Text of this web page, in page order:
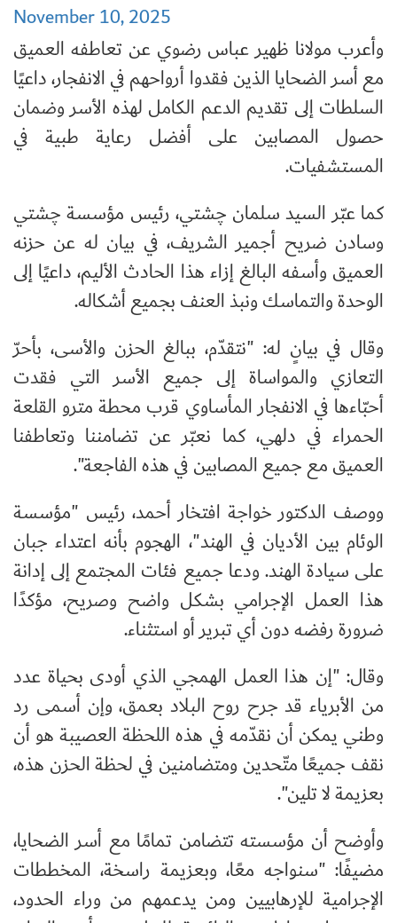
November 10, 2025
وأعرب مولانا ظهير عباس رضوي عن تعاطفه العميق
مع أسر الضحايا الذين فقدوا أرواحهم في الانفجار، داعيًا
السلطات إلى تقديم الدعم الكامل لهذه الأسر وضمان
حصول المصابين على أفضل رعاية طبية في
المستشفيات.
كما عبّر السيد سلمان چشتي، رئيس مؤسسة چشتي
وسادن ضريح أجمير الشريف، في بيان له عن حزنه
العميق وأسفه البالغ إزاء هذا الحادث الأليم، داعيًا إلى
الوحدة والتماسك ونبذ العنف بجميع أشكاله.
وقال في بيانٍ له: "نتقدّم، ببالغ الحزن والأسى، بأحرّ
التعازي والمواساة إلى جميع الأسر التي فقدت
أحبّاءها في الانفجار المأساوي قرب محطة مترو القلعة
الحمراء في دلهي، كما نعبّر عن تضامننا وتعاطفنا
العميق مع جميع المصابين في هذه الفاجعة".
ووصف الدكتور خواجة افتخار أحمد، رئيس "مؤسسة
الوئام بين الأديان في الهند"، الهجوم بأنه اعتداء جبان
على سيادة الهند. ودعا جميع فئات المجتمع إلى إدانة
هذا العمل الإجرامي بشكل واضح وصريح، مؤكدًا
ضرورة رفضه دون أي تبرير أو استثناء.
وقال: "إن هذا العمل الهمجي الذي أودى بحياة عدد
من الأبرياء قد جرح روح البلاد بعمق، وإن أسمى رد
وطني يمكن أن نقدّمه في هذه اللحظة العصيبة هو أن
نقف جميعًا متّحدين ومتضامنين في لحظة الحزن هذه،
بعزيمة لا تلين".
وأوضح أن مؤسسته تتضامن تمامًا مع أسر الضحايا،
مضيفًا: "سنواجه معًا، وبعزيمة راسخة، المخططات
الإجرامية للإرهابيين ومن يدعمهم من وراء الحدود،